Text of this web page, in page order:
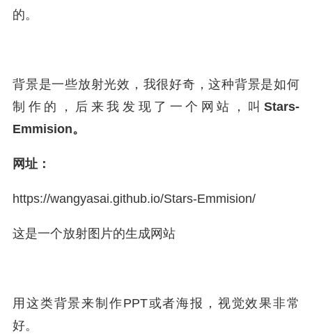
的。
背景是一些放射光效，我很好奇，这种背景是如何
制作的，后来我发现了一个网站，叫 Stars-
Emmision。
网址：
https://wangyasai.github.io/Stars-Emmision/
这是一个放射图片的生成网站
用这类背景来制作PPT或者海报，视觉效果非常
好。